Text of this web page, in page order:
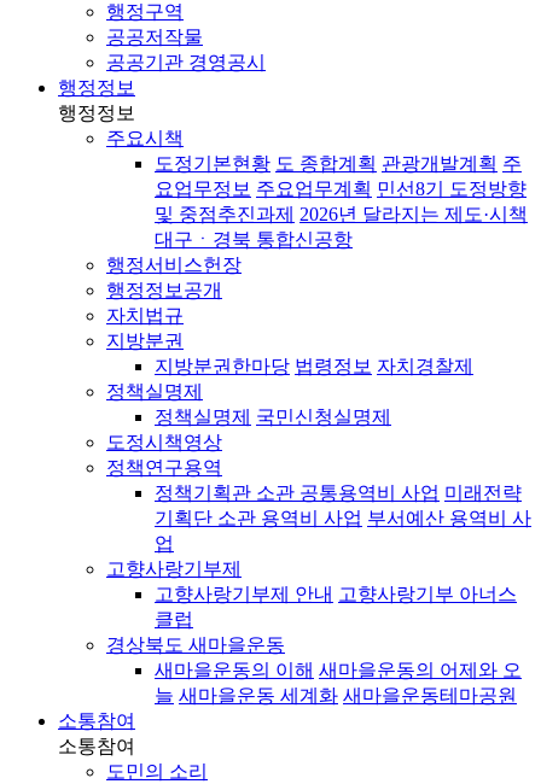
행정구역
공공저작물
공공기관 경영공시
행정정보
행정정보
주요시책
도정기본현황 도 종합계획 관광개발계획 주
요업무정보 주요업무계획 민선8기 도정방향
및 중점추진과제 2026년 달라지는 제도·시책
대구ㆍ경북 통합신공항
행정서비스헌장
행정정보공개
자치법규
지방분권
지방분권한마당 법령정보 자치경찰제
정책실명제
정책실명제 국민신청실명제
도정시책영상
정책연구용역
정책기획관 소관 공통용역비 사업 미래전략
기획단 소관 용역비 사업 부서예산 용역비 사
업
고향사랑기부제
고향사랑기부제 안내 고향사랑기부 아너스
클럽
경상북도 새마을운동
새마을운동의 이해 새마을운동의 어제와 오
늘 새마을운동 세계화 새마을운동테마공원
소통참여
소통참여
도민의 소리